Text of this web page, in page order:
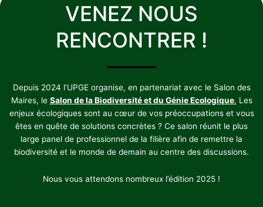
VENEZ NOUS
RENCONTRER !
Depuis 2024 l’UPGE organise, en partenariat avec le Salon des
Maires, le Salon de la Biodiversité et du Génie Ecologique. Les
enjeux écologiques sont au cœur de vos préoccupations et vous
êtes en quête de solutions concrètes ? Ce salon réunit le plus
large panel de professionnel de la filière afin de remettre la
biodiversité et le monde de demain au centre des discussions.
Nous vous attendons nombreux l’édition 2025 !